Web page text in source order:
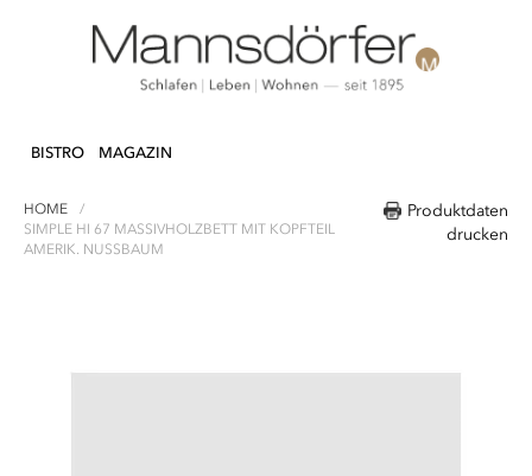
zum
BISTRO MAGAZIN
Produktdaten
drucken
HOME
SIMPLE HI 67 MASSIVHOLZBETT MIT KOPFTEIL
AMERIK. NUSSBAUM